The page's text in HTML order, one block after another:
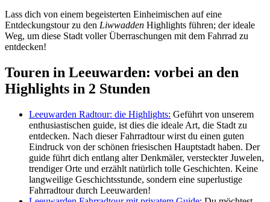
Lass dich von einem begeisterten Einheimischen auf eine
Entdeckungstour zu den Liwwadden Highlights führen; der ideale
Weg, um diese Stadt voller Überraschungen mit dem Fahrrad zu
entdecken!
Touren in Leeuwarden: vorbei an den
Highlights in 2 Stunden
Leeuwarden Radtour: die Highlights: Geführt von unserem
enthusiastischen guide, ist dies die ideale Art, die Stadt zu
entdecken. Nach dieser Fahrradtour wirst du einen guten
Eindruck von der schönen friesischen Hauptstadt haben. Der
guide führt dich entlang alter Denkmäler, versteckter Juwelen,
trendiger Orte und erzählt natürlich tolle Geschichten. Keine
langweilige Geschichtsstunde, sondern eine superlustige
Fahrradtour durch Leeuwarden!